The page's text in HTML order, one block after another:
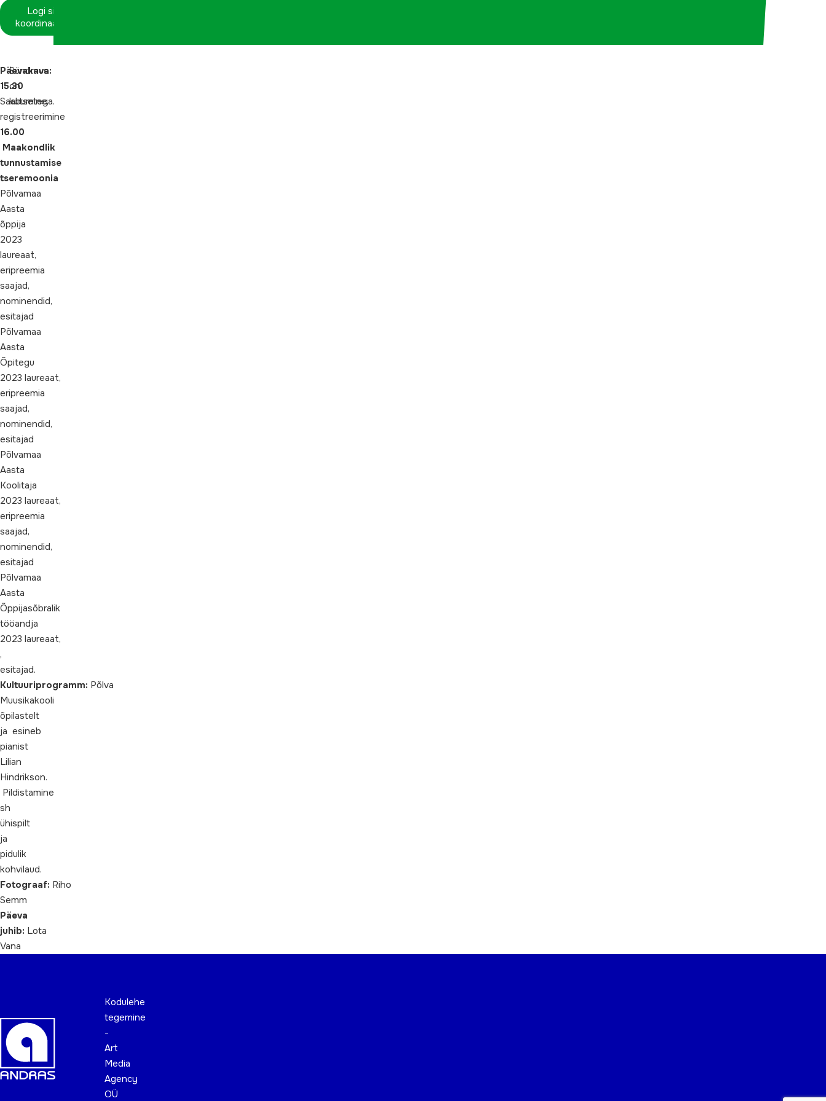
Logi sisse
koordinaatorina
Päevakava:
15.30
Saabumine,
registreerimine
16.00
Maakondlik
tunnustamise
tseremoonia
Põlvamaa
Aasta
õppija
2023
laureaat,
eripreemia
saajad,
nominendid,
esitajad
Põlvamaa
Aasta
Õpitegu
2023 laureaat,
eripreemia
saajad,
nominendid,
esitajad
Põlvamaa
Aasta
Koolitaja
2023 laureaat,
eripreemia
saajad,
nominendid,
esitajad
Põlvamaa
Aasta
Õppijasõbralik
tööandja
2023 laureaat,
,
esitajad.
Kultuuriprogramm: Põlva
Muusikakooli
õpilastelt
ja esineb
pianist
Lilian
Hindrikson.
Pildistamine
sh
ühispilt
ja
pidulik
kohvilaud.
Fotograaf: Riho
Semm
Päeva
juhib: Lota
Vana
Sündmus
on
kutsetega.
Kodulehe
tegemine
-
Art
Media
Agency
OÜ